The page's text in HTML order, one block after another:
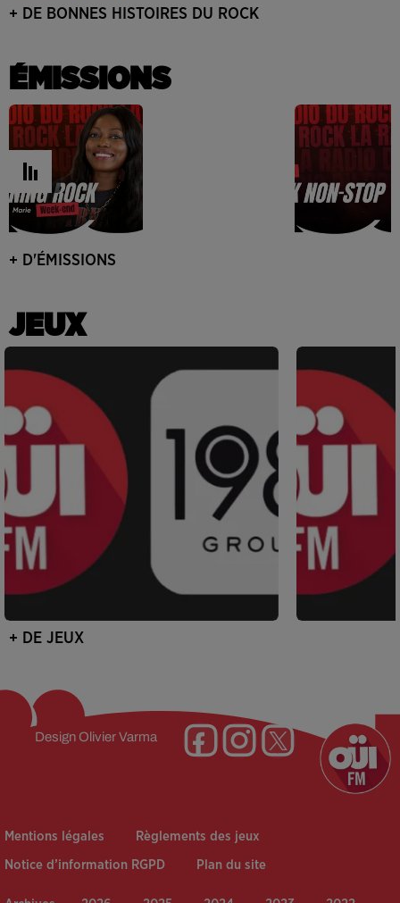
+ DE BONNES HISTOIRES DU ROCK
ÉMISSIONS
+ D'ÉMISSIONS
JEUX
+ DE JEUX
Design Olivier Varma
Mentions légales Règlements des jeux
Notice d’information RGPD Plan du site